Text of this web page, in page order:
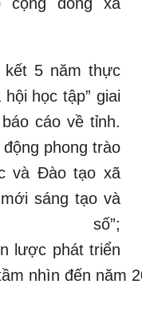
kết 5 năm thực
học tập” giai
cáo về tỉnh.
phong trào
và Đào tạo xã
sáng tạo và
số”;
lược phát triển
nhìn đến năm